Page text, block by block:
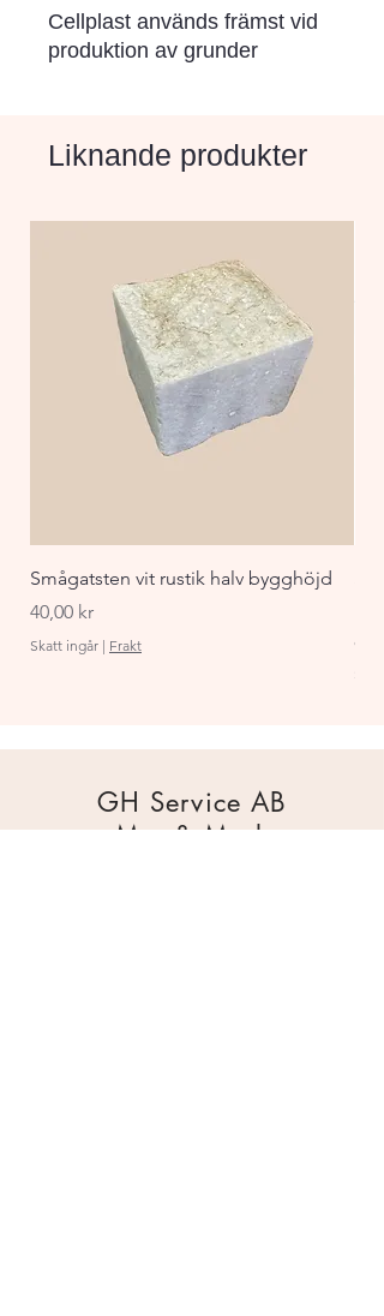
Cellplast används främst vid
produktion av grunder
Liknande produkter
Smågatsten vit rustik halv bygghöjd
Pris
40,00 kr
Skatt ingår | Frakt
Pris
GH Service AB
Mur & Mark